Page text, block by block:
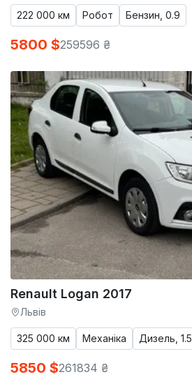
222 000 км Робот Бензин, 0.9
5800 $259596 ₴
Renault Logan 2017
Львів
325 000 км Механіка Дизель, 1.5
5850 $261834 ₴